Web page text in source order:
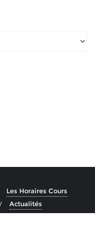
Les Horaires Cours
Actualités